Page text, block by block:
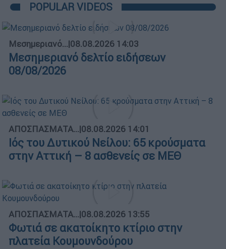
POPULAR VIDEOS
Μεσημεριανό...|08.08.2026 14:03
Μεσημεριανό δελτίο ειδήσεων
08/08/2026
ΑΠΟΣΠΑΣΜΑΤΑ...|08.08.2026 14:01
Ιός του Δυτικού Νείλου: 65 κρούσματα
στην Αττική – 8 ασθενείς σε ΜΕΘ
ΑΠΟΣΠΑΣΜΑΤΑ...|08.08.2026 13:55
Φωτιά σε ακατοίκητο κτίριο στην
πλατεία Κουμουνδούρου